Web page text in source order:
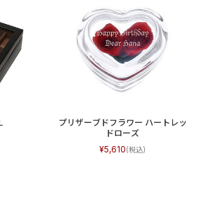
プリザーブドフラワー ハートレッ
ドローズ
5,610